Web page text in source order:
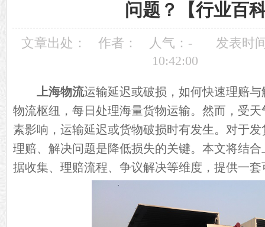
问题？【行业百
文章出处： 作者： 人气： -
发表时
10:42:00
上海物流运输延迟或破损，如何快速理赔
物流枢纽，每日处理海量货物运输。然而，受
素影响，运输延迟或货物破损时有发生。对于
理赔、解决问题是降低损失的关键。本文将结
据收集、理赔流程、争议解决等维度，提供一